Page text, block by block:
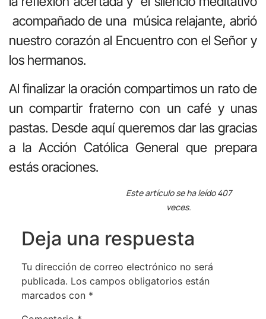
acompañado de una música relajante, abrió
nuestro corazón al Encuentro con el Señor y
los hermanos.
Al finalizar la oración compartimos un rato de
un compartir fraterno con un café y unas
pastas. Desde aquí queremos dar las gracias
a la Acción Católica General que prepara
estás oraciones.
Este artículo se ha leído 407
veces.
Deja una respuesta
Tu dirección de correo electrónico no será
publicada. Los campos obligatorios están
marcados con *